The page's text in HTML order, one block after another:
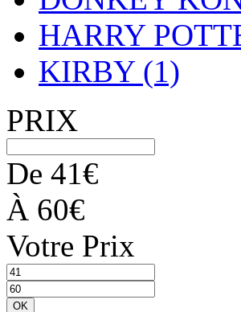
HARRY
KIRBY (1)
PRIX
De 41€
À 60€
Votre Prix
OK